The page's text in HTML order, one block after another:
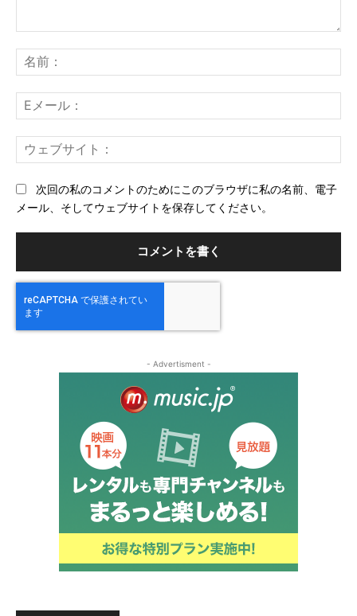
ン
ト：
前
メ
ー
ェ
次回の私のコメントのためにこのブラウザに私の名前、電子
メール、そしてウェブサイトを保存してください。
- Advertisment -